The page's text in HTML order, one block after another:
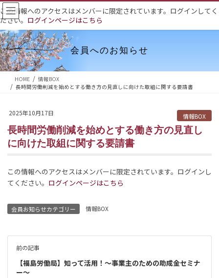
コ
ン
テ
ン
ツ
へ
ス
ナ
ビ
ゲ
ー
シ
ョ
ン
この情報へのアクセスはメンバーに限定されています。ログインしてく
ださい。 ログインページはこちら
会員へのお知らせ
HOME
情報BOX
長時間労働削減を始めとする働き方の見直しに向けた取組に関する要請書
2025年10月17日 情報BOX
長時間労働削減を始めとする働き方の見直し
に向けた取組に関する要請書
この情報へのアクセスはメンバーに限定されています。ログインし
てください。 ログインページはこちら
会員お知らせカテゴリー 情報BOX
前の記事
【福島労働局】知って活用！～事業主のための助成金セミナ
ー～